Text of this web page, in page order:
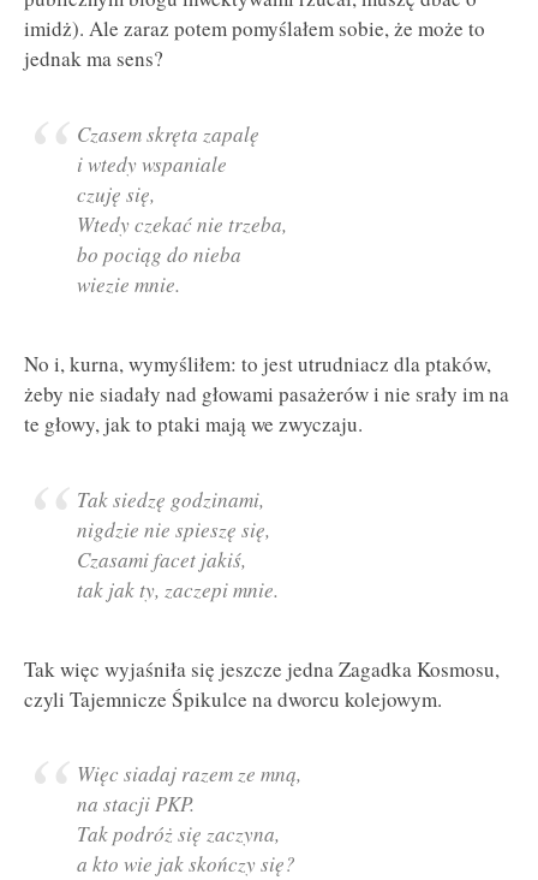
imidż). Ale zaraz potem pomyślałem sobie, że może to
jednak ma sens?
Czasem skręta zapalę
i wtedy wspaniale
czuję się,
Wtedy czekać nie trzeba,
bo pociąg do nieba
wiezie mnie.
No i, kurna, wymyśliłem: to jest utrudniacz dla ptaków,
żeby nie siadały nad głowami pasażerów i nie srały im na
te głowy, jak to ptaki mają we zwyczaju.
Tak siedzę godzinami,
nigdzie nie spieszę się,
Czasami facet jakiś,
tak jak ty, zaczepi mnie.
Tak więc wyjaśniła się jeszcze jedna Zagadka Kosmosu,
czyli Tajemnicze Śpikulce na dworcu kolejowym.
Więc siadaj razem ze mną,
na stacji PKP.
Tak podróż się zaczyna,
a kto wie jak skończy się?